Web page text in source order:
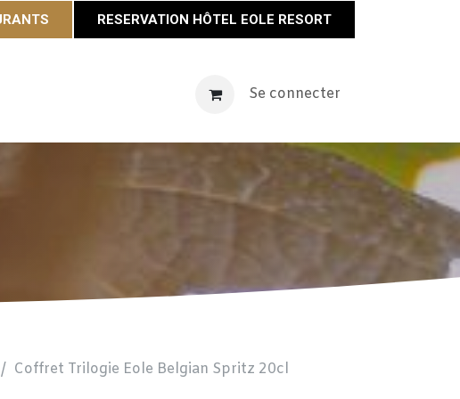
RESERVATION HÔTEL EOLE RESORT
Maison Éole Contact Actualités
Se connecter
Coffret Trilogie Eole Belgian Spritz 20cl